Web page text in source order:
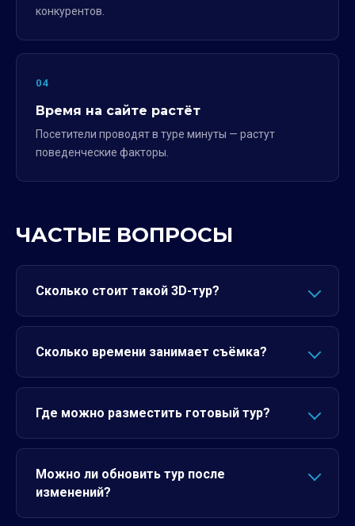
конкурентов.
04
Время на сайте растёт
Посетители проводят в туре минуты — растут
поведенческие факторы.
ЧАСТЫЕ ВОПРОСЫ
Сколько стоит такой 3D-тур?
Сколько времени занимает съёмка?
Где можно разместить готовый тур?
Можно ли обновить тур после
изменений?